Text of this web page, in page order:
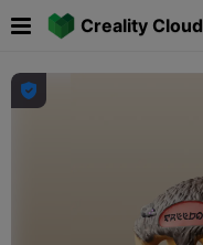
Creality Cloud
